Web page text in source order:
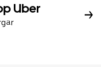
Uber